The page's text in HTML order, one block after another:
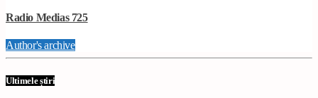
Radio Medias 725
Author's archive
Ultimele știri